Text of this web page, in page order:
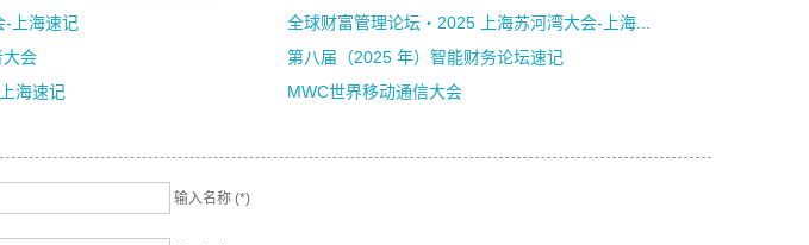
-上海速记
全球财富管理论坛・2025 上海苏河湾大会-上海...
会
第八届（2025 年）智能财务论坛速记
海速记
MWC世界移动通信大会
输入名称 (*)